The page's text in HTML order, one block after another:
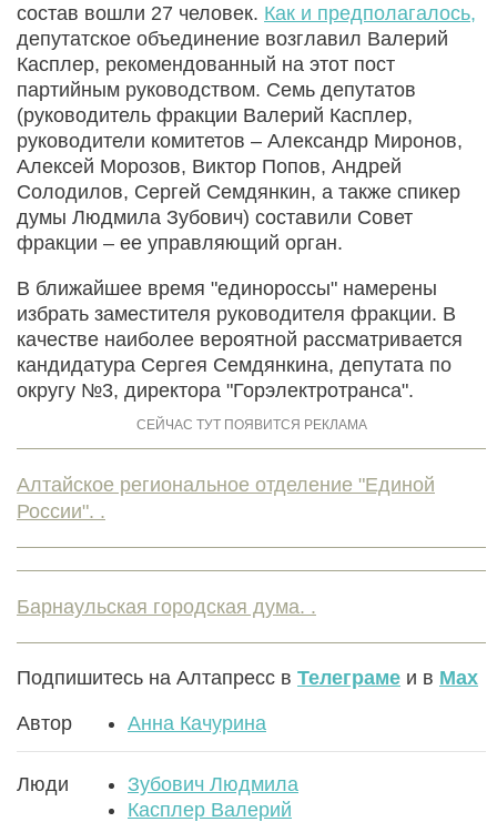
состав вошли 27 человек. Как и предполагалось,
депутатское объединение возглавил Валерий
Касплер, рекомендованный на этот пост
партийным руководством. Семь депутатов
(руководитель фракции Валерий Касплер,
руководители комитетов – Александр Миронов,
Алексей Морозов, Виктор Попов, Андрей
Солодилов, Сергей Семдянкин, а также спикер
думы Людмила Зубович) составили Совет
фракции – ее управляющий орган.
В ближайшее время "единороссы" намерены
избрать заместителя руководителя фракции. В
качестве наиболее вероятной рассматривается
кандидатура Сергея Семдянкина, депутата по
округу №3, директора "Горэлектротранса".
Алтайское региональное отделение "Единой
России". .
Барнаульская городская дума. .
Подпишитесь на Алтапресс в Телеграме и в Max
Автор Анна Качурина
Люди
Зубович Людмила
Касплер Валерий